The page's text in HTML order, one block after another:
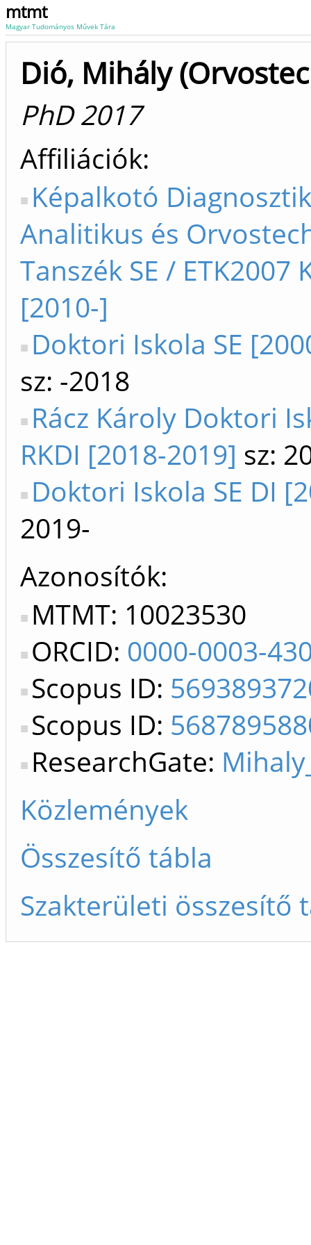
mtmt
Magyar Tudományos Művek Tára
Dió, Mihály
PhD 2017
Affiliációk
Képalkotó
Analitikus és
Tanszék SE / ETK2007
[2010-]
Doktori Iskola SE
sz: -2018
Rácz Károly Doktori
RKDI [2018-2019] sz:
Doktori Iskola SE DI
2019-
Azonosítók
MTMT: 10023530
ORCID: 0000-0003-
Scopus ID:
Scopus ID:
ResearchGate:
Közlemények
Összesítő tábla
Szakterületi összesítő